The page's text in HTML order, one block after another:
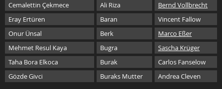
Cemalettin Çekmece
Ali Riza
Bernd Vollbrecht
Eray Ertüren
Baran
Vincent Fallow
Onur Ünsal
Berk
Marco Eßer
Mehmet Resul Kaya
Bugra
Sascha Krüger
Taha Bora Elkoca
Burak
Carlos Fanselow
Gözde Givci
Buraks Mutter Andrea Cleven